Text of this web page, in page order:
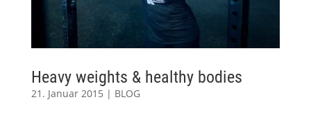
Heavy weights & healthy bodies
21. Januar 2015 | BLOG